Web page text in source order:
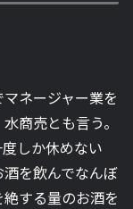
ネージャー業を
商売とも言う。
しか休めない
を飲んでなんぼ
する量のお酒を